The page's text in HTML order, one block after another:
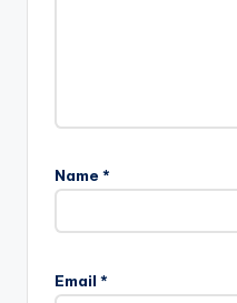
Name *
Email *